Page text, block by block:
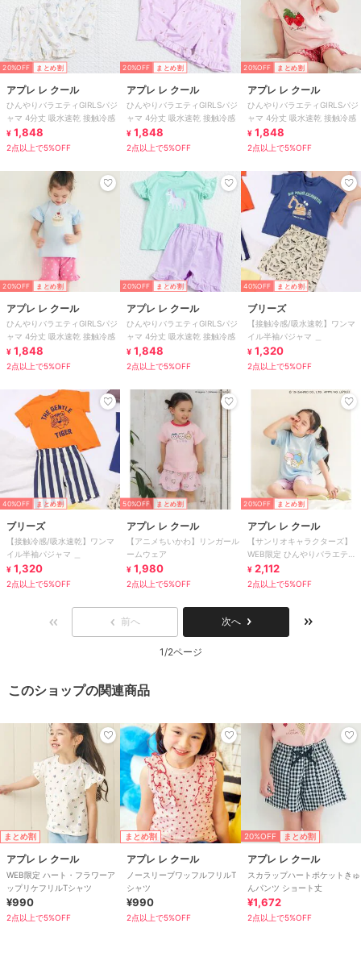
20%OFF まとめ割
アプレ レ クール
ひんやりバラエティGIRLSパジ
ャマ 4分丈 吸水速乾 接触冷感
¥ 1,848
2点以上で5%OFF
20%OFF まとめ割
アプレ レ クール
ひんやりバラエティGIRLSパジ
ャマ 4分丈 吸水速乾 接触冷感
¥ 1,848
2点以上で5%OFF
20%OFF まとめ割
アプレ レ クール
ひんやりバラエティGIRLSパジ
ャマ 4分丈 吸水速乾 接触冷感
¥ 1,848
2点以上で5%OFF
20%OFF まとめ割
アプレ レ クール
ひんやりバラエティGIRLSパジ
ャマ 4分丈 吸水速乾 接触冷感
¥ 1,848
2点以上で5%OFF
20%OFF まとめ割
アプレ レ クール
ひんやりバラエティGIRLSパジ
ャマ 4分丈 吸水速乾 接触冷感
¥ 1,848
2点以上で5%OFF
40%OFF まとめ割
ブリーズ
【接触冷感/吸水速乾】ワンマ
¥ 1,320
2点以上で5%OFF
40%OFF まとめ割
ブリーズ
【接触冷感/吸水速乾】ワンマ
¥ 1,320
2点以上で5%OFF
50%OFF まとめ割
アプレ レ クール
【アニメちいかわ】リンガール
ームウェア
¥ 1,980
2点以上で5%OFF
20%OFF まとめ割
アプレ レ クール
【サンリオキャラクターズ】
WEB限定 ひんやりバラエティ
パジャマ 接触冷感
¥ 2,112
2点以上で5%OFF
前へ 次へ
1/2ページ
このショップの関連商品
まとめ割
アプレ レ クール
WEB限定 ハート・フラワーア
ップリケフリルTシャツ
¥990
2点以上で5%OFF
まとめ割
アプレ レ クール
ノースリーブワッフルフリルT
シャツ
¥990
2点以上で5%OFF
20%OFF まとめ割
アプレ レ クール
スカラップハートポケットきゅ
んパンツ ショート丈
¥1,672
2点以上で5%OFF